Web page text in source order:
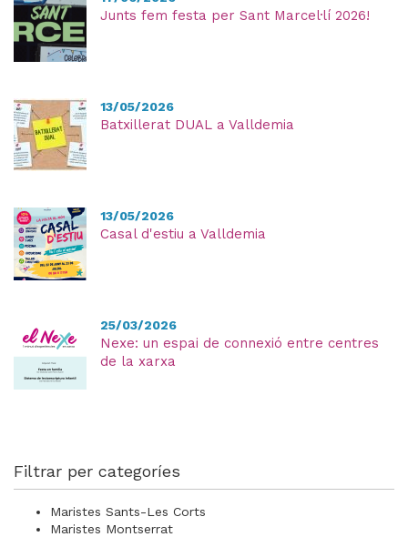
Junts fem festa per Sant Marcel·lí 2026!
13/05/2026
Batxillerat DUAL a Valldemia
13/05/2026
Casal d'estiu a Valldemia
25/03/2026
Nexe: un espai de connexió entre centres
de la xarxa
Filtrar per categoríes
Maristes Sants-Les Corts
Maristes Montserrat